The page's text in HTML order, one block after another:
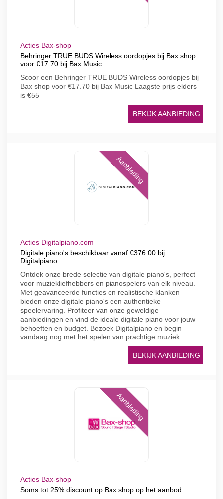
Acties Bax-shop
Behringer TRUE BUDS Wireless oordopjes bij Bax shop
voor €17.70 bij Bax Music
Scoor een Behringer TRUE BUDS Wireless oordopjes bij
Bax shop voor €17.70 bij Bax Music Laagste prijs elders
is €55
BEKIJK AANBIEDING
Aanbieding
Acties Digitalpiano.com
Digitale piano's beschikbaar vanaf €376.00 bij
Digitalpiano
Ontdek onze brede selectie van digitale piano's, perfect
voor muziekliefhebbers en pianospelers van elk niveau.
Met geavanceerde functies en realistische klanken
bieden onze digitale piano's een authentieke
speelervaring. Profiteer van onze geweldige
aanbiedingen en vind de ideale digitale piano voor jouw
behoeften en budget. Bezoek Digitalpiano en begin
vandaag nog met het spelen van prachtige muziek
BEKIJK AANBIEDING
Aanbieding
Acties Bax-shop
Soms tot 25% discount op Bax shop op het aanbod